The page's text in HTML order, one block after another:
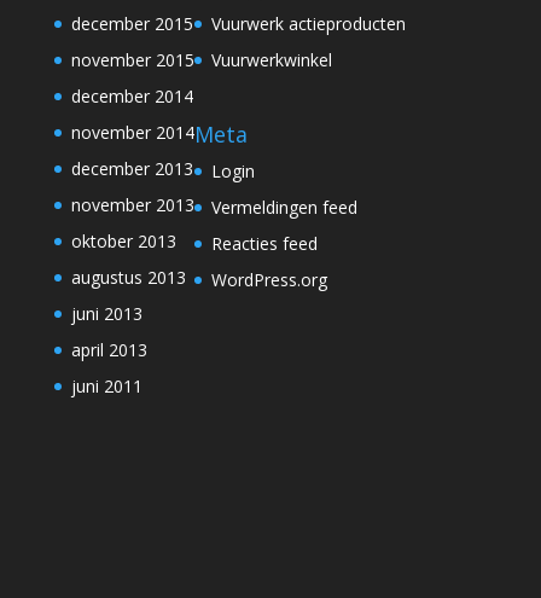
december 2015
november 2015
december 2014
november 2014
december 2013
november 2013
oktober 2013
augustus 2013
juni 2013
april 2013
juni 2011
Vuurwerk actieproducten
Vuurwerkwinkel
Meta
Login
Vermeldingen feed
Reacties feed
WordPress.org